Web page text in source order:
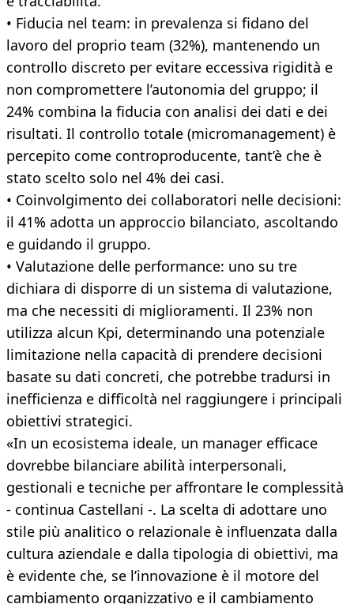
• Fiducia nel team: in prevalenza si fidano del
lavoro del proprio team (32%), mantenendo un
controllo discreto per evitare eccessiva rigidità e
non compromettere l’autonomia del gruppo; il
24% combina la fiducia con analisi dei dati e dei
risultati. Il controllo totale (micromanagement) è
percepito come controproducente, tant’è che è
stato scelto solo nel 4% dei casi.
• Coinvolgimento dei collaboratori nelle decisioni:
il 41% adotta un approccio bilanciato, ascoltando
e guidando il gruppo.
• Valutazione delle performance: uno su tre
dichiara di disporre di un sistema di valutazione,
ma che necessiti di miglioramenti. Il 23% non
utilizza alcun Kpi, determinando una potenziale
limitazione nella capacità di prendere decisioni
basate su dati concreti, che potrebbe tradursi in
inefficienza e difficoltà nel raggiungere i principali
obiettivi strategici.
«In un ecosistema ideale, un manager efficace
dovrebbe bilanciare abilità interpersonali,
gestionali e tecniche per affrontare le complessità
- continua Castellani -. La scelta di adottare uno
stile più analitico o relazionale è influenzata dalla
cultura aziendale e dalla tipologia di obiettivi, ma
è evidente che, se l’innovazione è il motore del
cambiamento organizzativo e il cambiamento